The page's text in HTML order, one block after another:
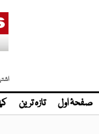
صفحۂ اول تازہ ترین